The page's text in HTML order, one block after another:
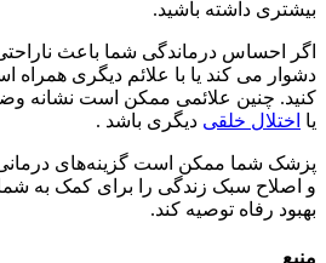
بیشتری داشته باشید.
اگر احساس درماندگی شما باعث
دشوار می کند یا با علائم دیگری
کنید. چنین علائمی ممکن است نشانه
یا اختلال خلقی دیگری باشد .
پزشک شما ممکن است گزینه‌های درمانی
و اصلاح سبک زندگی را برای کمک به
بهبود رفاه توصیه کند.
منبع